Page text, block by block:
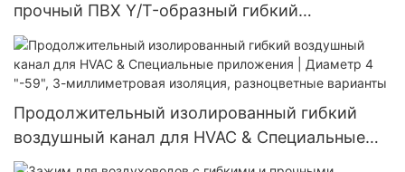
прочный ПВХ Y/T-образный гибкий
воздуховодный соединитель, настраиваемые
размеры NUOENWEI
Продолжительный изолированный гибкий
воздушный канал для HVAC & Специальные
приложения | Диаметр 4 "-59", 3-